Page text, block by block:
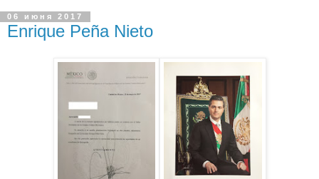
06 июня 2017
Enrique Peña Nieto